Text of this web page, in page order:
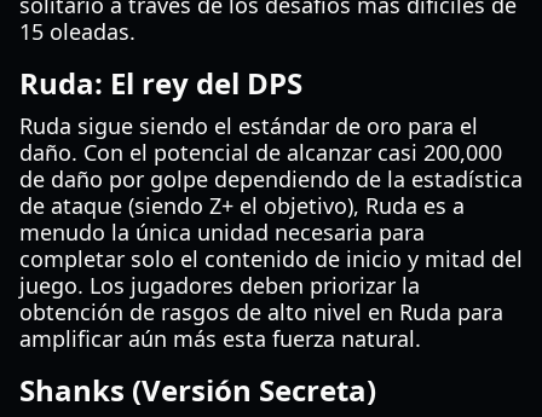
15 oleadas.
Ruda: El rey del DPS
Ruda sigue siendo el estándar de oro para el
daño. Con el potencial de alcanzar casi 200,000
de daño por golpe dependiendo de la estadística
de ataque (siendo Z+ el objetivo), Ruda es a
menudo la única unidad necesaria para
completar solo el contenido de inicio y mitad del
juego. Los jugadores deben priorizar la
obtención de rasgos de alto nivel en Ruda para
amplificar aún más esta fuerza natural.
Shanks (Versión Secreta)